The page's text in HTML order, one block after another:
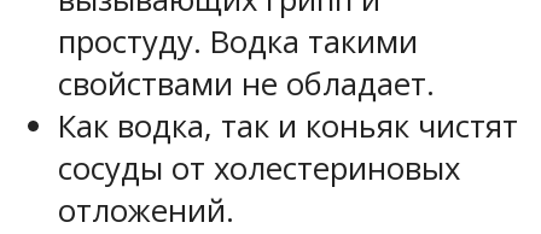
простуду. Водка такими
свойствами не обладает.
Как водка, так и коньяк чистят
сосуды от холестериновых
отложений.